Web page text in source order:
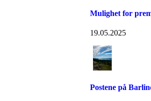
Mulighet for
19.05.2025
Postene på